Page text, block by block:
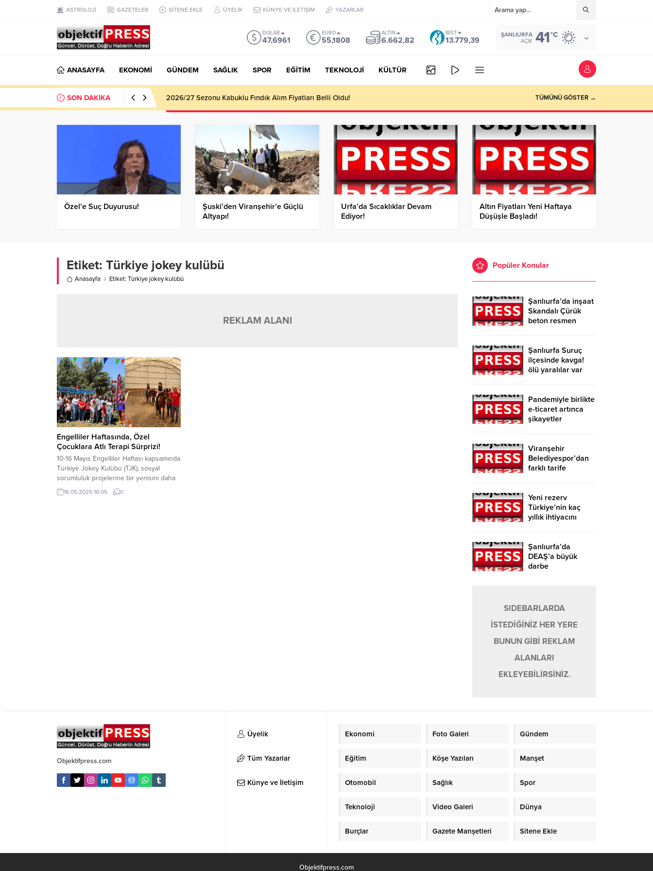
ASTROLOJİ GAZETELER SİTENE EKLE ÜYELİK KÜNYE VE İLETİŞİM YAZARLAR
DOLAR
47,6961
EURO
55,1808
ALTIN
6.662,82
BIST
13.779,39
ŞANLIURFA
AÇIK 41°C
ANASAYFA EKONOMİ GÜNDEM SAĞLIK SPOR EĞİTİM TEKNOLOJİ KÜLTÜR
SON DAKİKA 2026/27 Sezonu Kabuklu Fındık Alım Fiyatları Belli Oldu! TÜMÜNÜ GÖSTER →
Özel’e Suç Duyurusu!
Şuski’den Viranşehir’e Güçlü
Altyapı!
Urfa’da Sıcaklıklar Devam
Ediyor!
Altın Fiyatları Yeni Haftaya
Düşüşle Başladı!
Etiket: Türkiye jokey kulübü
Anasayfa Etiket: Türkiye jokey kulübü
REKLAM ALANI
Engelliler Haftasında, Özel
Çocuklara Atlı Terapi Sürprizi!
10-16 Mayıs Engelliler Haftası kapsamında
Türkiye Jokey Kulübü (TJK), sosyal
sorumluluk projelerine bir yenisini daha
ekledi. Şanlıurfa Hipodromu’nda bulunan
At’la Terapi Merkezi’nde özel gereksinimli
16.05.2025 16:05 0
Popüler Konular
Şanlıurfa’da inşaat
Skandalı Çürük
beton resmen
Şanlıurfa Suruç
ilçesinde kavga!
ölü yaralılar var
Pandemiyle birlikte
e-ticaret artınca
şikayetler
Viranşehir
Belediyespor’dan
farklı tarife
Yeni rezerv
Türkiye’nin kaç
yıllık ihtiyacını
Şanlıurfa’da
DEAŞ’a büyük
darbe
SIDEBARLARDA
İSTEDİĞİNİZ HER YERE
BUNUN GİBİ REKLAM
ALANLARI
EKLEYEBİLİRSİNİZ.
Objektifpress.com
Üyelik
Tüm Yazarlar
Künye ve İletişim
Ekonomi Foto Galeri Gündem
Eğitim Köşe Yazıları Manşet
Otomobil Sağlık Spor
Teknoloji Video Galeri Dünya
Burçlar Gazete Manşetleri Sitene Ekle
Objektifpress.com